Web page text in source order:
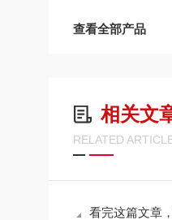
查看全部产品
相关文
RELATED
看完这篇文章，瞬